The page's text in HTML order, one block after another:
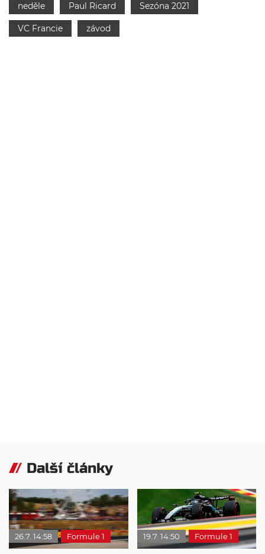
neděle Paul Ricard Sezóna 2021
VC Francie závod
Další články
26.7. 14:58 Formule 1 19.7. 14:50 Formule 1